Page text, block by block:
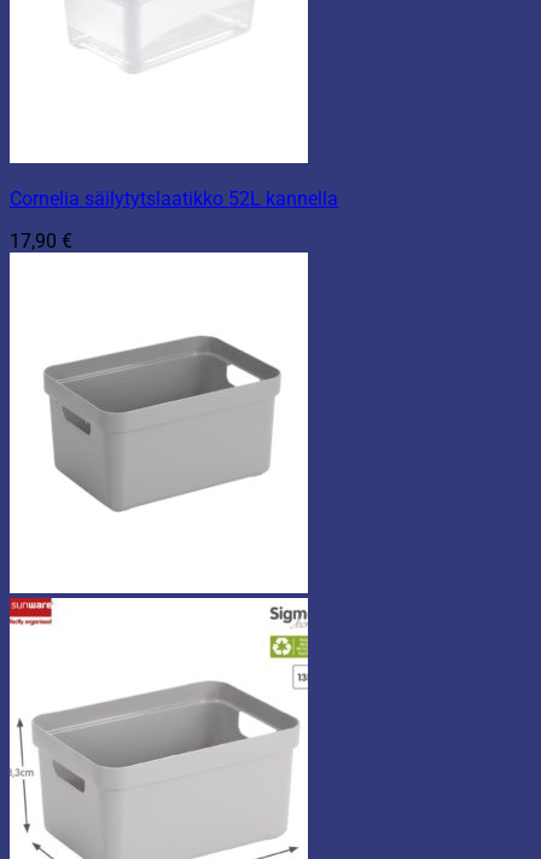
Cornelia säilytytslaatikko 52L kannella
17,90 €